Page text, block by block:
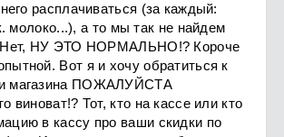
расплачиваться (за каждый:
молоко...), а то мы так не найдем
Нет, НУ ЭТО НОРМАЛЬНО!? Короче
Вот я и хочу обратиться к
магазина ПОЖАЛУЙСТА
виноват!? Тот, кто на кассе или кто
в кассу про ваши скидки по